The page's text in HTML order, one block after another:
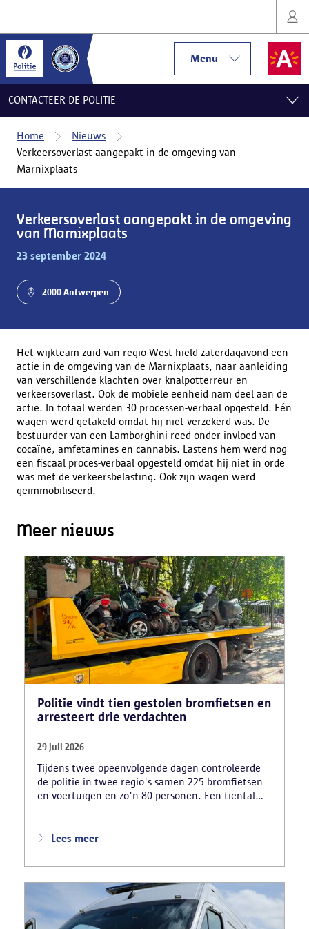
Menu
CONTACTEER DE POLITIE
Home
Nieuws
Verkeersoverlast aangepakt in de omgeving van
Marnixplaats
Verkeersoverlast aangepakt in de omgeving
van Marnixplaats
23 september 2024
2000 Antwerpen
Het wijkteam zuid van regio West hield zaterdagavond een
actie in de omgeving van de Marnixplaats, naar aanleiding
van verschillende klachten over knalpotterreur en
verkeersoverlast. Ook de mobiele eenheid nam deel aan de
actie. In totaal werden 30 processen-verbaal opgesteld. Eén
wagen werd getakeld omdat hij niet verzekerd was. De
bestuurder van een Lamborghini reed onder invloed van
cocaïne, amfetamines en cannabis. Lastens hem werd nog
een fiscaal proces-verbaal opgesteld omdat hij niet in orde
was met de verkeersbelasting. Ook zijn wagen werd
geïmmobiliseerd.
Meer nieuws
Politie vindt tien gestolen bromfietsen en
arresteert drie verdachten
29 juli 2026
Tijdens twee opeenvolgende dagen controleerde
de politie in twee regio's samen 225 bromfietsen
en voertuigen en zo'n 80 personen. Een tiental
beslag genomen. Daarnaast arresteerde de politie
motorblokken en inbrekersmateriaal gevonden.
Lees meer